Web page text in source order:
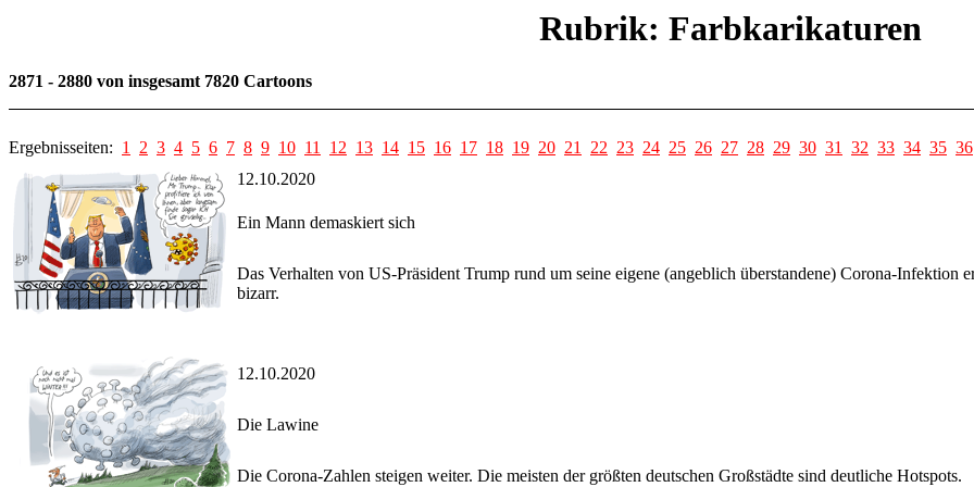
Rubrik: Farbkarikaturen
2871 - 2880 von insgesamt 7820 Cartoons
Ergebnisseiten: 1 2 3 4 5 6 7 8 9 10 11 12 13 14 15 16 17 18 19 20 21 22 23 24 25 26 27 28 29 30 31 32 33 34 35 36
12.10.2020
Ein Mann demaskiert sich
Das Verhalten von US-Präsident Trump rund um seine eigene (angeblich überstandene) Corona-Infektion
bizarr.
12.10.2020
Die Lawine
Die Corona-Zahlen steigen weiter. Die meisten der größten deutschen Großstädte sind deutliche Hotspots.